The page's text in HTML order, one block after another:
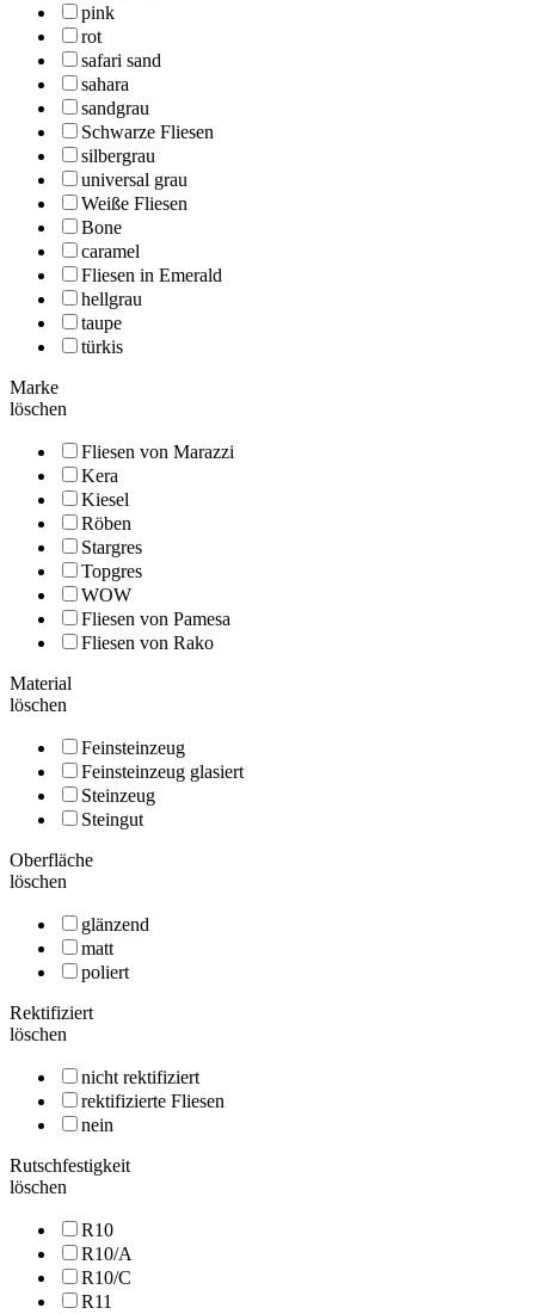
pink
rot
safari sand
sahara
sandgrau
Schwarze Fliesen
silbergrau
universal grau
Weiße Fliesen
Bone
caramel
Fliesen in Emerald
hellgrau
taupe
türkis
Marke
löschen
Fliesen von Marazzi
Kera
Kiesel
Röben
Stargres
Topgres
WOW
Fliesen von Pamesa
Fliesen von Rako
Material
löschen
Feinsteinzeug
Feinsteinzeug glasiert
Steinzeug
Steingut
Oberfläche
löschen
glänzend
matt
poliert
Rektifiziert
löschen
nicht rektifiziert
rektifizierte Fliesen
nein
Rutschfestigkeit
löschen
R10
R10/A
R10/C
R11